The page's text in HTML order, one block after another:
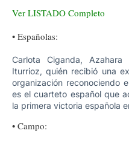
Ver LISTADO Completo
• Españolas:
Carlota Ciganda,
Iturrioz, quién recibió una
organización reconociendo
es el cuarteto español que
la primera victoria española
• Campo: